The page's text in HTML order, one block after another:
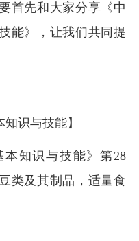
首先和大家分享《中
能》，让我们共同提
识与技能】
本知识与技能》第28
类及其制品，适量食